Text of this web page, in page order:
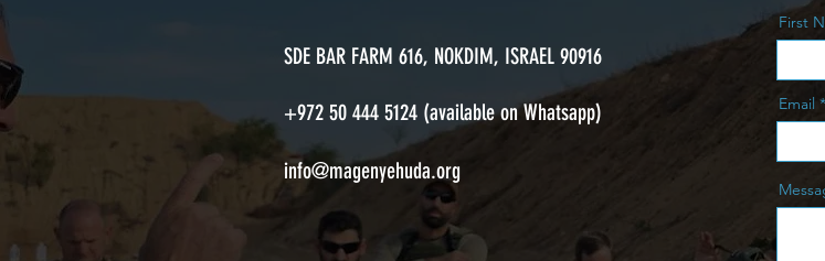
SDE BAR FARM 616, NOKDIM, ISRAEL 90916
+972 50 444 5124 (available on Whatsapp)
info@magenyehuda.org
First
Email